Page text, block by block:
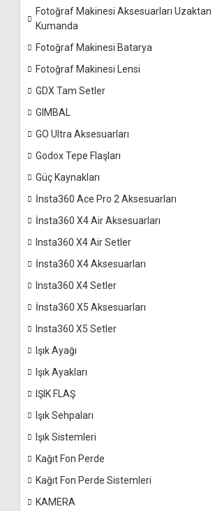
Fotoğraf Makinesi Aksesuarları Uzaktan
Kumanda
Fotoğraf Makinesi Batarya
Fotoğraf Makinesi Lensi
GDX Tam Setler
GIMBAL
GO Ultra Aksesuarları
Godox Tepe Flaşları
Güç Kaynakları
İnsta360 Ace Pro 2 Aksesuarları
İnsta360 X4 Air Aksesuarları
Insta360 X4 Air Setler
İnsta360 X4 Aksesuarları
Insta360 X4 Setler
İnsta360 X5 Aksesuarları
Insta360 X5 Setler
Işık Ayağı
Işık Ayakları
IŞIK FLAŞ
Işık Sehpaları
Işık Sistemleri
Kağıt Fon Perde
Kağıt Fon Perde Sistemleri
KAMERA